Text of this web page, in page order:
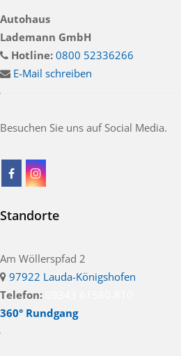
Autohaus
Lademann GmbH
Hotline: 0800 52336266
E-Mail schreiben
Besuchen Sie uns auf Social Media.
Standorte
Am Wöllerspfad 2
97922 Lauda-Königshofen
Telefon:
360° Rundgang